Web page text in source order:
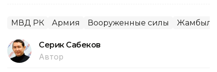
МВД РК Армия Вооруженные силы
Серик Сабеков
Автор